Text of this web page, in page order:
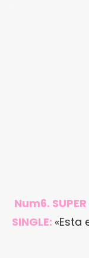
Num6.
SINGLE: «Esta